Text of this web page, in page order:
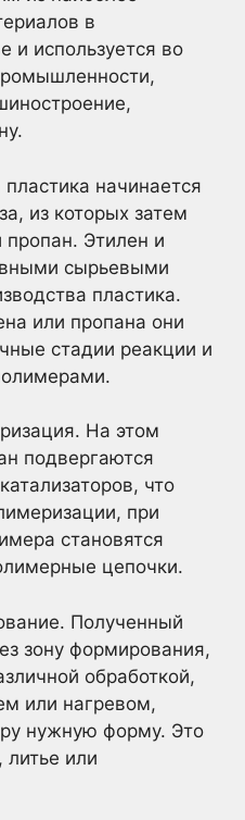
в
и используется во
начинается
из которых затем
пропан. Этилен и
сырьевыми
пластика.
или пропана они
стадии реакции и
На этом
подвергаются
что
при
становятся
цепочки.
Полученный
зону формирования,
обработкой,
или нагревом,
нужную форму. Это
литье или